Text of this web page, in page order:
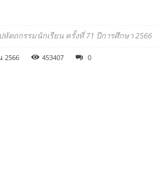
ตถกรรมนักเรียน ครั้งที่ 71 ปีการศึกษา 2566
2566 453407 0